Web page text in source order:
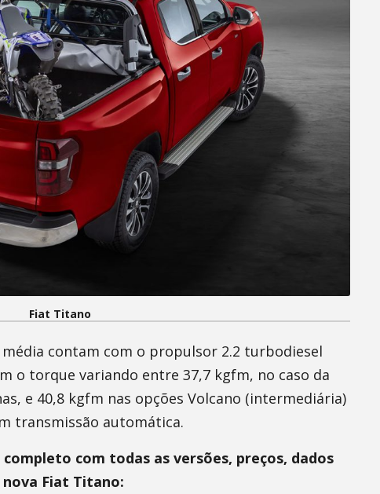
Fiat Titano
contam com o propulsor 2.2 turbodiesel
o torque variando entre 37,7 kgfm, no caso da
e 40,8 kgfm nas opções Volcano (intermediária)
transmissão automática.
com todas as versões, preços, dados
Fiat Titano: